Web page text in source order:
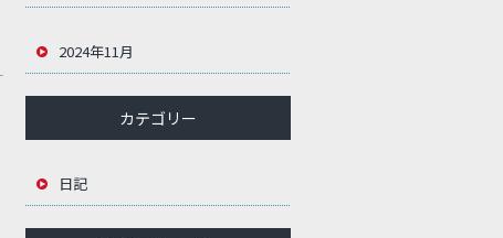
2024年11月
カテゴリー
日記